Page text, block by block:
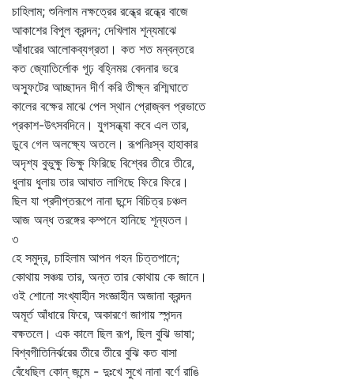
চাহিলাম; শুনিলাম নক্ষত্রের রন্ধ্রে রন্ধ্রে বাজে
আকাশের বিপুল ক্রন্দন; দেখিলাম শূন্যমাঝে
আঁধারের আলোকব্যগ্রতা। কত শত মন্বন্তরে
কত জ্যোতির্লোক গূঢ় বহ্নিময় বেদনার ভরে
অস্ফুটের আচ্ছাদন দীর্ণ করি তীক্ষ্ন রশ্মিঘাতে
কালের বক্ষের মাঝে পেল স্থান প্রোজ্বল প্রভাতে
প্রকাশ-উৎসবদিনে। যুগসন্ধ্যা কবে এল তার,
ডুবে গেল অলক্ষ্যে অতলে। রূপনিঃস্ব হাহাকার
অদৃশ্য বুভুক্ষু ভিক্ষু ফিরিছে বিশ্বের তীরে তীরে,
ধুলায় ধুলায় তার আঘাত লাগিছে ফিরে ফিরে।
ছিল যা প্রদীপ্তরূপে নানা ছন্দে বিচিত্র চঞ্চল
আজ অন্ধ তরঙ্গের কম্পনে হানিছে শূন্যতল।
৩
হে সমুদ্র, চাহিলাম আপন গহন চিত্তপানে;
কোথায় সঞ্চয় তার, অন্ত তার কোথায় কে জানে।
ওই শোনো সংখ্যাহীন সংজ্ঞাহীন অজানা ক্রন্দন
অমূর্ত আঁধারে ফিরে, অকারণে জাগায় স্পন্দন
বক্ষতলে। এক কালে ছিল রূপ, ছিল বুঝি ভাষা;
বিশ্বগীতিনির্ঝরের তীরে তীরে বুঝি কত বাসা
বেঁধেছিল কোন্‌ জন্মে - দুঃখে সুখে নানা বর্ণে রাঙি